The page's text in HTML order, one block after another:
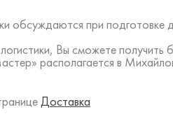
обсуждаются при подготовке
Вы сможете получить
располагается в
Доставка